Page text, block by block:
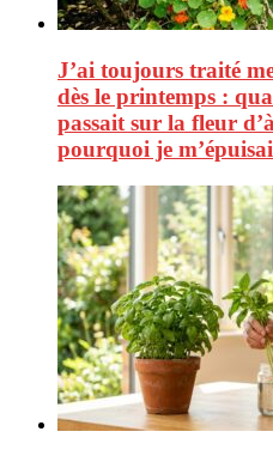
J’ai toujours traité
dès le printemps :
passait sur la fleur
pourquoi je